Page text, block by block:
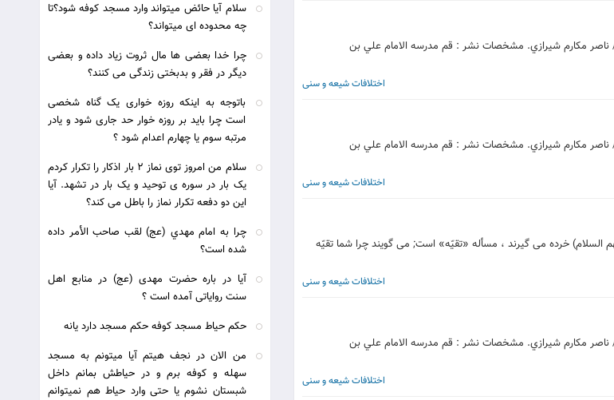
بيت و اهل سنت/ ناصر مكارم شيرازي. مشخصات نشر : قم مدرسه الامام علي بن
اختلافات شیعه و سنی
بيت و اهل سنت/ ناصر مكارم شيرازي. مشخصات نشر : قم مدرسه الامام علي بن
اختلافات شیعه و سنی
خرده مى گيرند ، مسأله «تقيّه» است; مى گويند چرا شما تقيّه
اختلافات شیعه و سنی
بيت و اهل سنت/ ناصر مكارم شيرازي. مشخصات نشر : قم مدرسه الامام علي بن
اختلافات شیعه و سنی
سلام آیا حائض میتواند وارد مسجد کوفه شود؟تا
چه محدوده ای میتواند؟
چرا خدا بعضی ها مال ثروت زیاد داده و بعضی
دیگر در فقر و بدبختی زندگی می كنند؟
باتوجه به اینکه روزه خواری یک گناه شخصی
است چرا باید بر روزه خوار حد جاری شود و یادر
مرتبه سوم یا چهارم اعدام شود ؟
سلام من امروز توی نماز ۲ بار اذکار را تکرار کردم
یک بار در سوره ی توحید و یک بار در تشهد. آیا
این دو دفعه تکرار نماز را باطل می کند؟
چرا به امام مهدي (عج) لقب صاحب الأمر داده
شده است؟
آیا در باره حضرت مهدی (عج) در منابع اهل
سنت روایاتی آمده است ؟
حکم حیاط مسجد کوفه حکم مسجد دارد یانه
من الان در نجف هیتم آیا میتونم به مسجد
سهله و کوفه برم و در حیاطش بمانم داخل
شبستان نشوم یا حتی وارد حیاط هم نمیتوانم